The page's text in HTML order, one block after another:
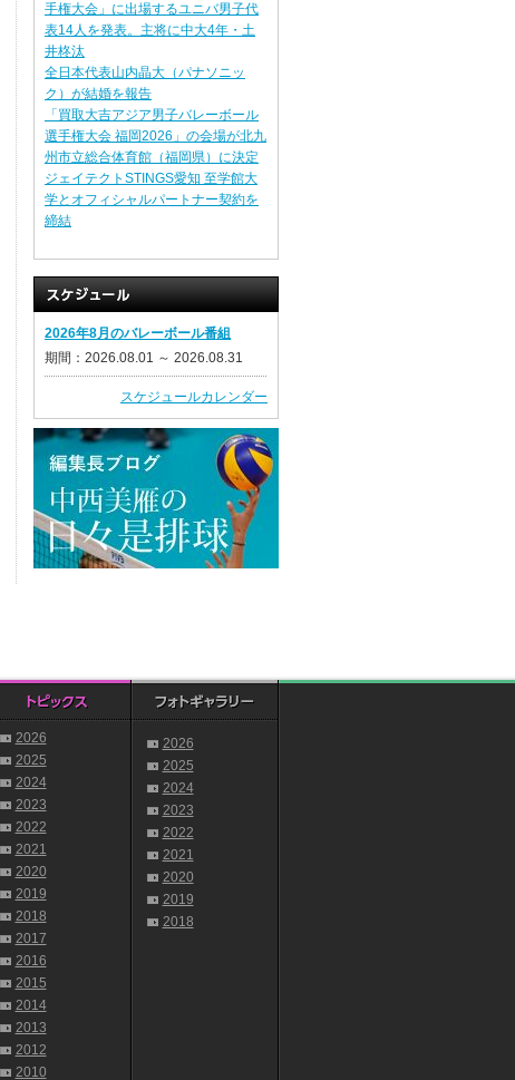
手権大会」に出場するユニバ男子代
表14人を発表。主将に中大4年・土
井柊汰
全日本代表山内晶大（パナソニッ
ク）が結婚を報告
「買取大吉アジア男子バレーボール
選手権大会 福岡2026」の会場が北九
州市立総合体育館（福岡県）に決定
ジェイテクトSTINGS愛知 至学館大
学とオフィシャルパートナー契約を
締結
2026年8月のバレーボール番組
期間：2026.08.01 ～ 2026.08.31
スケジュールカレンダー
2026
2025
2024
2023
2022
2021
2020
2019
2018
2017
2016
2015
2014
2013
2012
2010
2026
2025
2024
2023
2022
2021
2020
2019
2018